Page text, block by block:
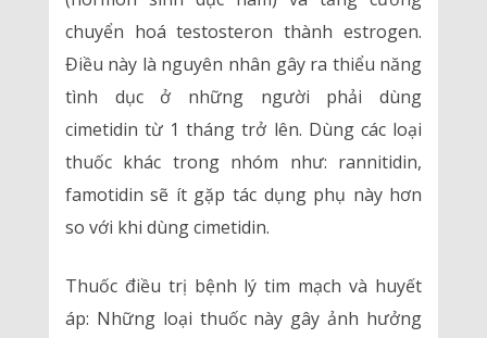
chuyển hoá testosteron thành estrogen.
Điều này là nguyên nhân gây ra thiểu năng
tình dục ở những người phải dùng
cimetidin từ 1 tháng trở lên. Dùng các loại
thuốc khác trong nhóm như: rannitidin,
famotidin sẽ ít gặp tác dụng phụ này hơn
so với khi dùng cimetidin.
Thuốc điều trị bệnh lý tim mạch và huyết
áp: Những loại thuốc này gây ảnh hưởng